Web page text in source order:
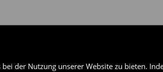
der Nutzung unserer Website zu bieten.